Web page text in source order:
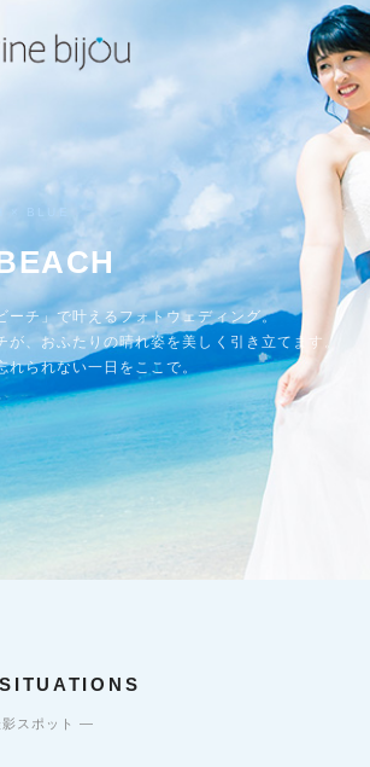
× BLUE
ーチ」で叶えるフォトウェディング。
、おふたりの晴れ姿を美しく引き立てます。
られない一日をここで。
スポット —